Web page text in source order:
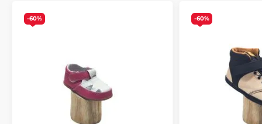
upper
model name
-60% -60%